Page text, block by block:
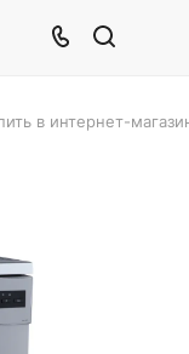
в интернет-